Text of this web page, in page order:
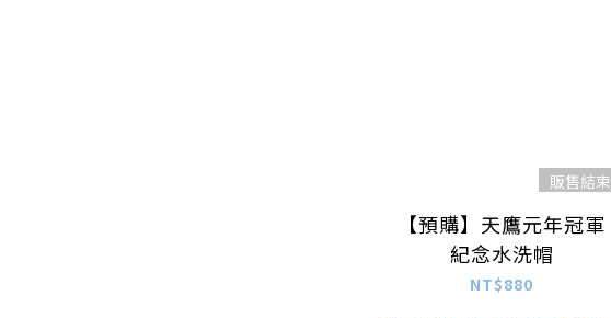
販售結束
【預購】天鷹元年冠軍
紀念水洗帽
NT$880